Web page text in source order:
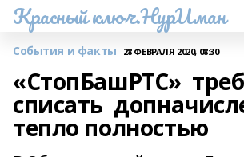
Красный ключ.НурИман
События и факты 28 ФЕВРАЛЯ 2020, 08:30
«СтопБашРТС»
списать
тепло полностью